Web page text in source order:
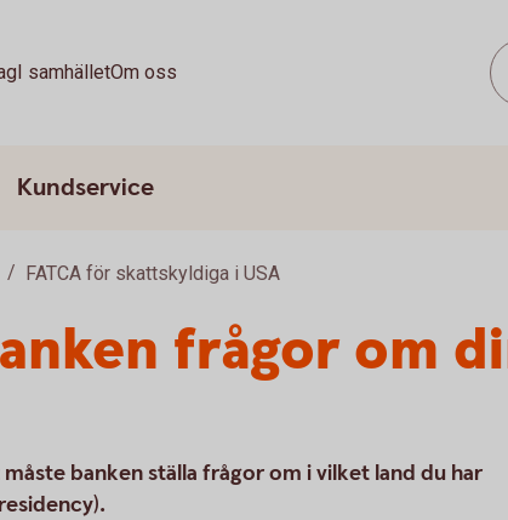
I samhälletOm oss
Kundservice
FATCA för skattskyldiga i USA
frågor om
banken ställa frågor om i vilket land du har